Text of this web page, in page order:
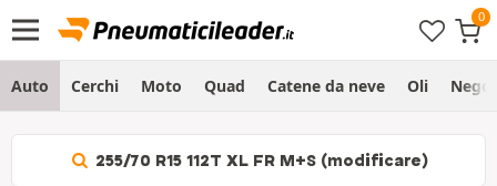
Auto Cerchi Moto Quad Catene da neve Oli
255/70 R15 112T XL FR M+S (modificare)